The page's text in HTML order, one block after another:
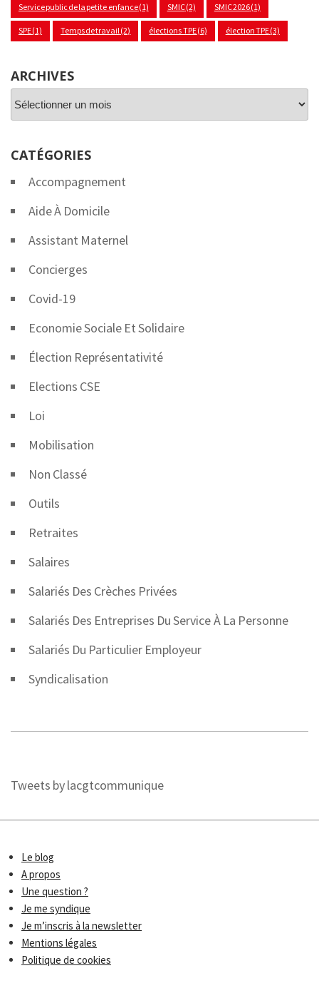
Service public de la petite enfance(1) SMIC(2) SMIC 2026(1)
SPE(1) Temps de travail(2) élections TPE(6) élection TPE(3)
ARCHIVES
Archives
CATÉGORIES
Accompagnement
Aide À Domicile
Assistant Maternel
Concierges
Covid-19
Economie Sociale Et Solidaire
Élection Représentativité
Elections CSE
Loi
Mobilisation
Non Classé
Outils
Retraites
Salaires
Salariés Des Crèches Privées
Salariés Des Entreprises Du Service À La Personne
Salariés Du Particulier Employeur
Syndicalisation
Tweets by lacgtcommunique
Le blog
A propos
Une question ?
Je me syndique
Je m’inscris à la newsletter
Mentions légales
Politique de cookies